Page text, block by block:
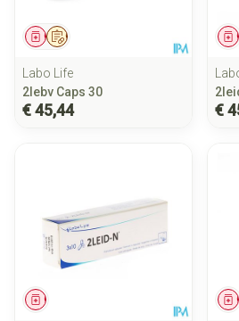
Op voorschrift
Geneesmiddel
Labo Life
2lebv Caps 30
€ 45,44 €
Geneesmiddel